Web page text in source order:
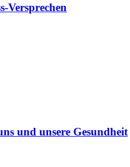
Versprechen
und unsere Gesundheit